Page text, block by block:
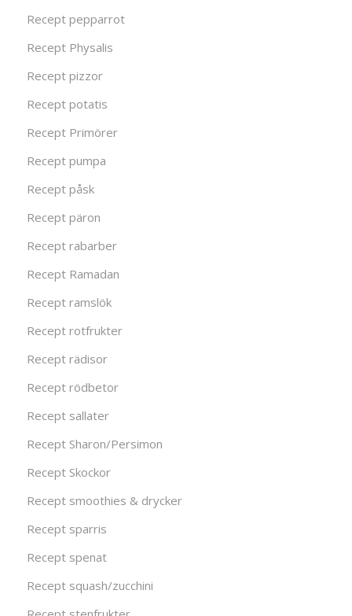
Recept pepparrot
Recept Physalis
Recept pizzor
Recept potatis
Recept Primörer
Recept pumpa
Recept påsk
Recept päron
Recept rabarber
Recept Ramadan
Recept ramslök
Recept rotfrukter
Recept rädisor
Recept rödbetor
Recept sallater
Recept Sharon/Persimon
Recept Skockor
Recept smoothies & drycker
Recept sparris
Recept spenat
Recept squash/zucchini